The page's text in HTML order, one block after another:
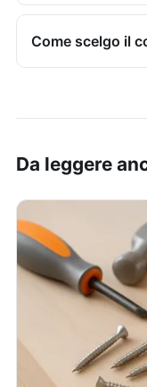
Come scelgo il
Da leggere